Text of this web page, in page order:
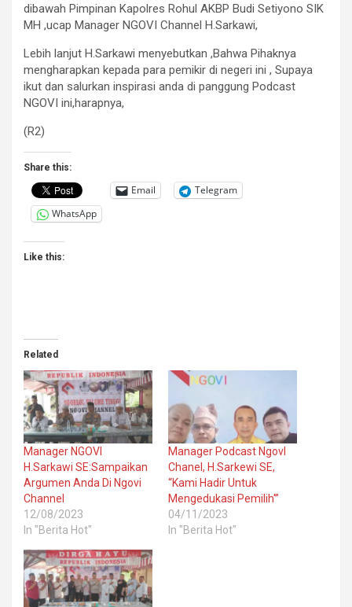
dibawah Pimpinan Kapolres Rohul AKBP Budi Setiyono SIK
MH ,ucap Manager NGOVI Channel H.Sarkawi,
Lebih lanjut H.Sarkawi menyebutkan ,Bahwa Pihaknya
mengharapkan kepada para pemikir di negeri ini , Supaya
ikut dan salurkan inspirasi anda di panggung Podcast
NGOVI ini,harapnya,
(R2)
Share this:
Email
Telegram
WhatsApp
Like this:
Related
Manager NGOVI
H.Sarkawi SE:Sampaikan
Argumen Anda Di Ngovi
Channel
12/08/2023
In "Berita Hot"
Manager Podcast NgovI
Chanel, H.Sarkewi SE,
“Kami Hadir Untuk
Mengedukasi Pemilih'”
04/11/2023
In "Berita Hot"